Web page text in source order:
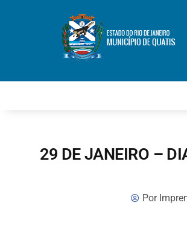
29 DE JANEIRO –
Por